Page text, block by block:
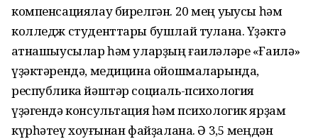
компенсациялау бирелгән. 20 мең уҡыусы һәм
колледж студенттары бушлай туҡлана. Үҙәктә
ҡатнашыусылар һәм уларҙың ғаиләләре «Ғаилә»
үҙәктәрендә, медицина ойошмаларында,
республика йәштәр социаль-психология
үҙәгендә консультация һәм психологик ярҙам
күрһәтеү хоҡуғынан файҙалана. Ә 3,5 меңдән